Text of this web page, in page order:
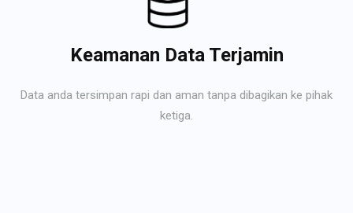
Keamanan Data Terjamin
Data anda tersimpan rapi dan aman tanpa dibagikan ke pihak
ketiga.